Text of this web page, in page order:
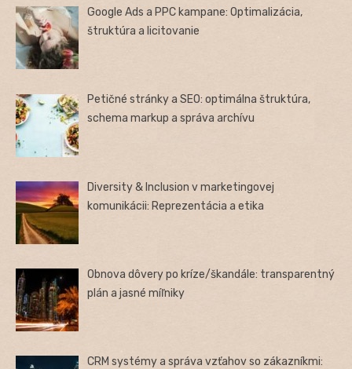
Google Ads a PPC kampane: Optimalizácia,
štruktúra a licitovanie
Petičné stránky a SEO: optimálna štruktúra,
schema markup a správa archívu
Diversity & Inclusion v marketingovej
komunikácii: Reprezentácia a etika
Obnova dôvery po kríze/škandále: transparentný
plán a jasné míľniky
CRM systémy a správa vzťahov so zákazníkmi: